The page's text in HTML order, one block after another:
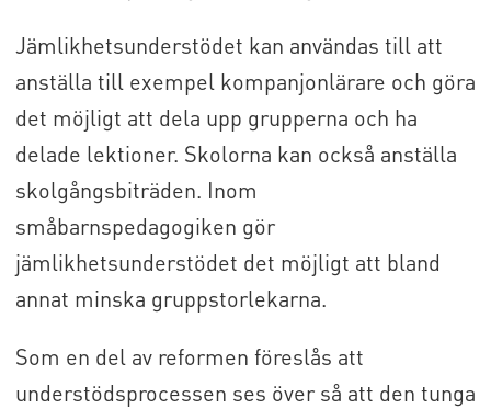
Jämlikhetsunderstödet kan användas till att
anställa till exempel kompanjonlärare och göra
det möjligt att dela upp grupperna och ha
delade lektioner. Skolorna kan också anställa
skolgångsbiträden. Inom
småbarnspedagogiken gör
jämlikhetsunderstödet det möjligt att bland
annat minska gruppstorlekarna.
Som en del av reformen föreslås att
understödsprocessen ses över så att den tunga